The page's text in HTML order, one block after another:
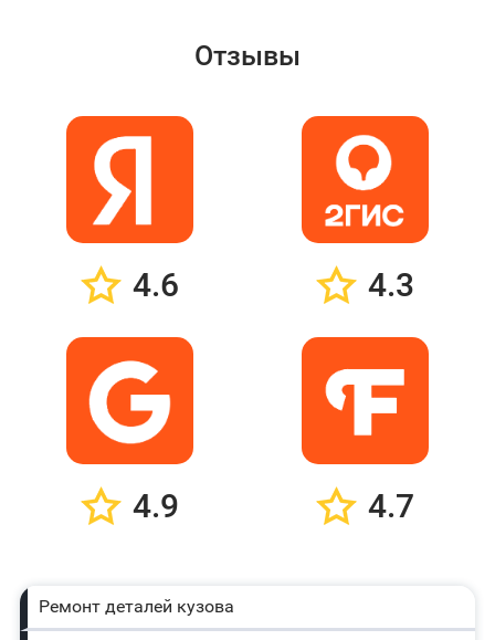
Отзывы
4.6 4.3
4.9 4.7
Ремонт деталей кузова